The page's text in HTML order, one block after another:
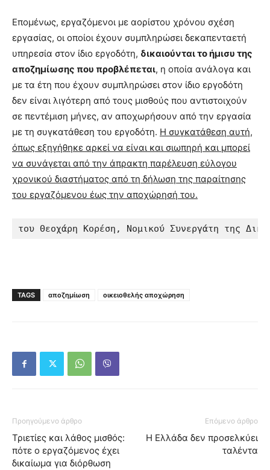
Επομένως, εργαζόμενοι με αορίστου χρόνου σχέση
εργασίας, οι οποίοι έχουν συμπληρώσει δεκαπενταετή
υπηρεσία στον ίδιο εργοδότη, δικαιούνται το ήμισυ της
αποζημίωσης που προβλέπεται, η οποία ανάλογα και
με τα έτη που έχουν συμπληρώσει στον ίδιο εργοδότη
δεν είναι λιγότερη από τους μισθούς που αντιστοιχούν
σε πεντέμιση μήνες, αν αποχωρήσουν από την εργασία
με τη συγκατάθεση του εργοδότη. Η συγκατάθεση αυτή,
όπως εξηγήθηκε αρκεί να είναι και σιωπηρή και μπορεί
να συνάγεται από την άπρακτη παρέλευση εύλογου
χρονικού διαστήματος από τη δήλωση της παραίτησης
του εργαζόμενου έως την αποχώρησή του.
του Θεοχάρη Κορέση, Νομικού Συνεργάτη της
TAGS αποζημίωση οικειοθελής αποχώρηση
Προηγούμενο άρθρο
Τριετίες και λάθος μισθός:
πότε ο εργαζόμενος έχει
δικαίωμα για διόρθωση
Επόμενο άρθρο
Η Ελλάδα δεν προσελκύει
ταλέντα